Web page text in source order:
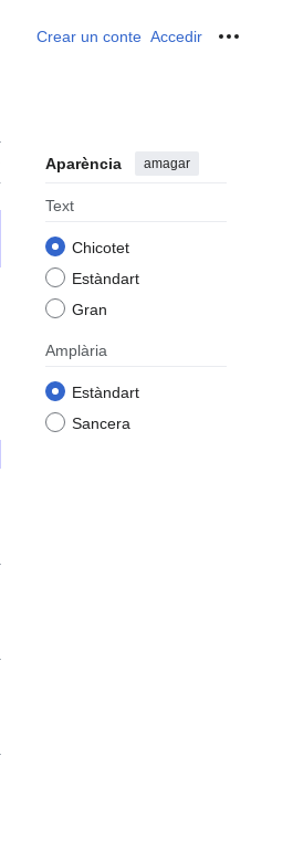
Crear un conte Accedir
Aparència amagar
Text
Chicotet
Estàndart
Gran
Amplària
Estàndart
Sancera